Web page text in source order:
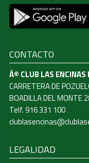
CONTACTO
Â© CLUB LAS ENCINAS
CARRETERA DE
BOADILLA DEL MONTE
Telf. 916 331 100
LEGALIDAD